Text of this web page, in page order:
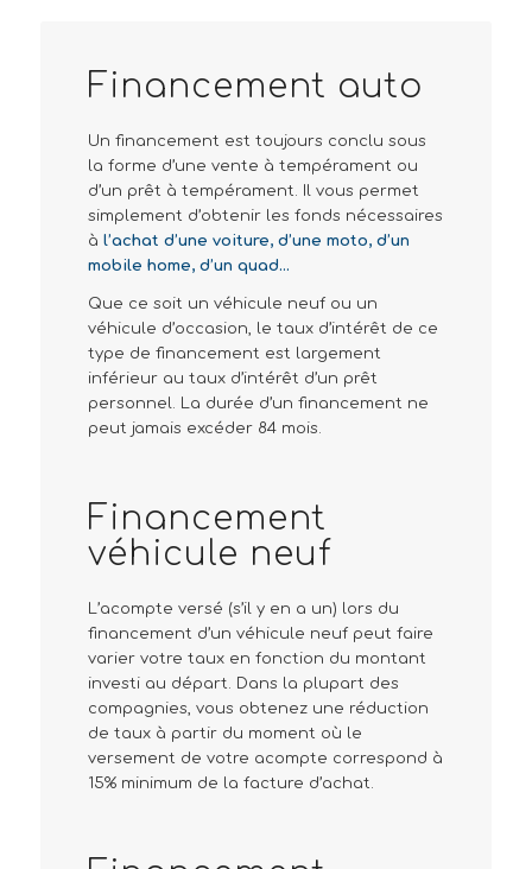
Financement auto
Un financement est toujours conclu sous
la forme d’une vente à tempérament ou
d’un prêt à tempérament. Il vous permet
simplement d’obtenir les fonds nécessaires
à l’achat d’une voiture, d’une moto, d’un
mobile home, d’un quad…
Que ce soit un véhicule neuf ou un
véhicule d’occasion, le taux d’intérêt de ce
type de financement est largement
inférieur au taux d’intérêt d’un prêt
personnel. La durée d’un financement ne
peut jamais excéder 84 mois.
Financement
véhicule neuf
L’acompte versé (s’il y en a un) lors du
financement d’un véhicule neuf peut faire
varier votre taux en fonction du montant
investi au départ. Dans la plupart des
compagnies, vous obtenez une réduction
de taux à partir du moment où le
versement de votre acompte correspond à
15% minimum de la facture d’achat.